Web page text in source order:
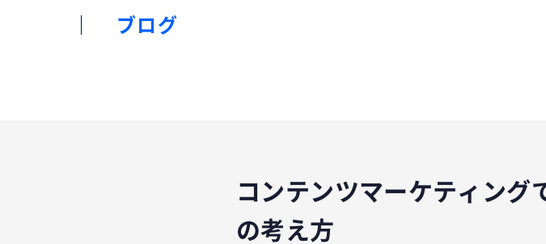
ブログ
コンテンツマーケティング
の考え方